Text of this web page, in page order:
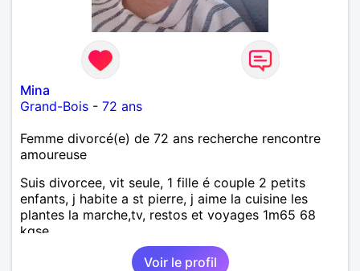
Mina
Grand-Bois - 72 ans
Femme divorcé(e) de 72 ans recherche rencontre
amoureuse
Suis divorcee, vit seule, 1 fille é couple 2 petits
enfants, j habite a st pierre, j aime la cuisine les
plantes la marche,tv, restos et voyages 1m65 68
kgse
Voir le profil